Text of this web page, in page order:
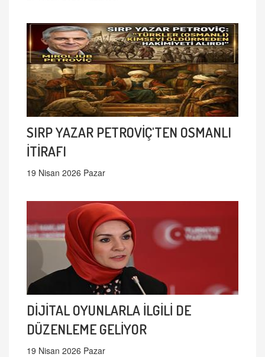
SIRP YAZAR PETROVİÇ'TEN OSMANLI
İTİRAFI
19 Nisan 2026 Pazar
DİJİTAL OYUNLARLA İLGİLİ DE
DÜZENLEME GELİYOR
19 Nisan 2026 Pazar